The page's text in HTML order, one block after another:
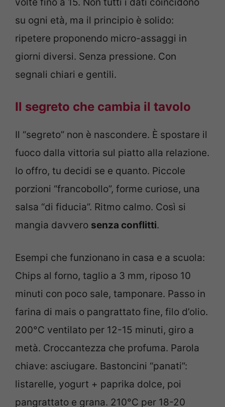
su ogni età, ma il principio è solido:
ripetere proponendo micro-assaggi in
giorni diversi. Senza pressione. Con
segnali chiari e gentili.
Il segreto che cambia il tavolo
Il “segreto” non è nascondere. È spostare il
fuoco dalla vittoria sul piatto alla relazione.
Io offro, tu decidi se e quanto. Piccole
porzioni “francobollo”, forme curiose, una
salsa “di fiducia”. Ritmo calmo. Così si
mangia davvero senza conflitti.
Esempi che funzionano in casa e a scuola:
Chips al forno, taglio a 3 mm, riposo 10
minuti con poco sale, tamponare. Passo in
farina di mais o pangrattato fine, filo d’olio.
200°C ventilato per 12-15 minuti, giro a
metà. Croccantezza che profuma. Parola
chiave: asciugare. Bastoncini “panati”:
listarelle, yogurt + paprika dolce, poi
pangrattato e grana. 210°C per 18-20